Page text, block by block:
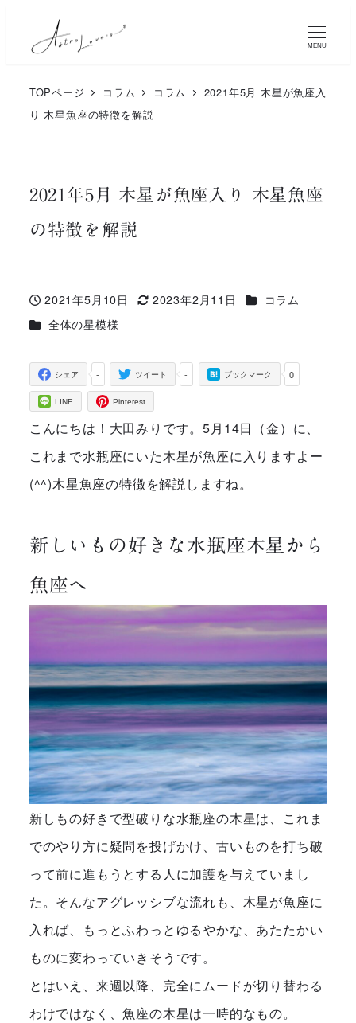
MENU
TOPページ コラム コラム
2021年5月 木星が魚座入
り 木星魚座の特徴を解説
2021年5月 木星が魚座入り 木星魚座
の特徴を解説
投稿日
2021年5月10日 2023年2月11日 カテゴリー
コラム
カテゴリー
全体の星模様
-
シェア -
ツイート 0
ブックマーク
LINE Pinterest
こんにちは！大田みりです。5月14日（金）に、
これまで水瓶座にいた木星が魚座に入りますよー
(^^)木星魚座の特徴を解説しますね。
新しいもの好きな水瓶座木星から
魚座へ
新しもの好きで型破りな水瓶座の木星は、これま
でのやり方に疑問を投げかけ、古いものを打ち破
って前に進もうとする人に加護を与えていまし
た。そんなアグレッシブな流れも、木星が魚座に
入れば、もっとふわっとゆるやかな、あたたかい
ものに変わっていきそうです。
とはいえ、来週以降、完全にムードが切り替わる
わけではなく、魚座の木星は一時的なもの。